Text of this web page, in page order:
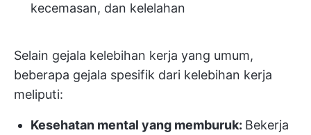
kecemasan, dan kelelahan
Selain gejala kelebihan kerja yang umum,
beberapa gejala spesifik dari kelebihan kerja
meliputi:
Kesehatan mental yang memburuk: Bekerja